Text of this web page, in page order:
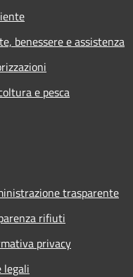
benessere e assistenza
e pesca
trasparente
rifiuti
privacy
legali